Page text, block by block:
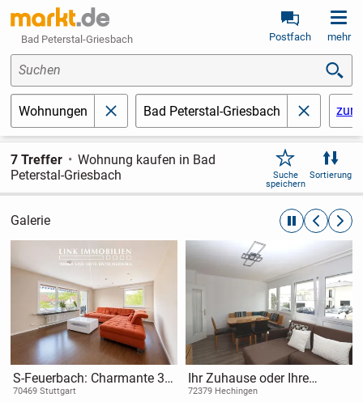
Bad Peterstal-Griesbach Postfach mehr
Suchen
Wohnungen schließenBad Peterstal-Griesbach schließen
7 Treffer
Wohnung kaufen in Bad
Peterstal-Griesbach
Suche
speichern
Sortierung
Galerie automatische
S-Feuerbach: Charmante 3-
Zimmer-Wohnung mit zwei
70469 Stuttgart
Ihr Zuhause oder Ihre
Ferienimmobilie
72379 Hechingen